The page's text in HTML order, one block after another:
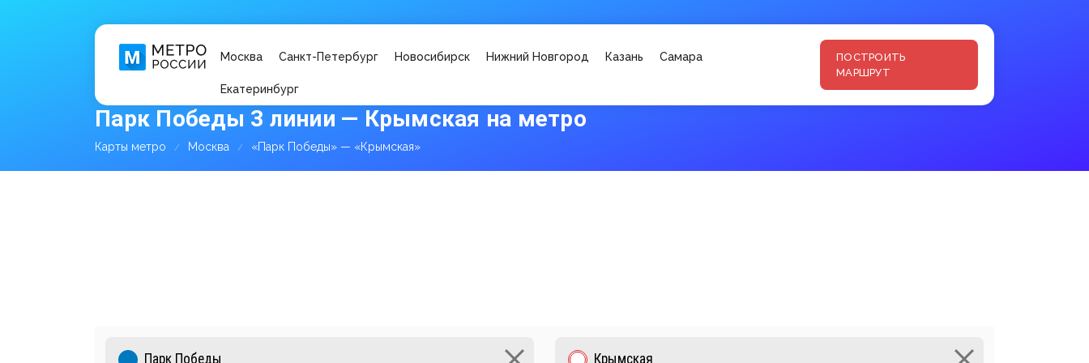
Москва Санкт-Петербург Новосибирск Нижний Новгород Казань Самара
Екатеринбург
ПОСТРОИТЬ
МАРШРУТ
Парк Победы 3 линии — Крымская на метро
Карты метро Москва «Парк Победы» — «Крымская»